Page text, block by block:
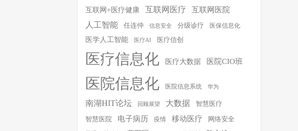
互联网+医疗健康 互联网医疗 互联网医院
人工智能 任连仲 信息安全 分级诊疗 医保信息化
医学人工智能 医疗AI 医疗信创
医疗信息化 医疗大数据 医院CIO班
医院信息化 医院信息系统 华为
南湖HIT论坛 回顾展望 大数据 智慧医疗
智慧医院 电子病历 疫情 移动医疗
网络安全